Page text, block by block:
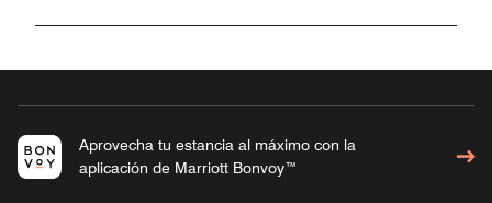
Aprovecha tu estancia al máximo con la
aplicación de Marriott Bonvoy™